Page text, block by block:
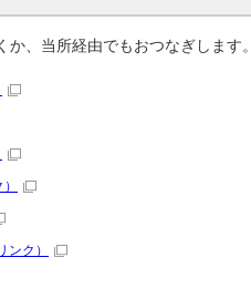
、当所経由でもおつなぎします。
ンク）